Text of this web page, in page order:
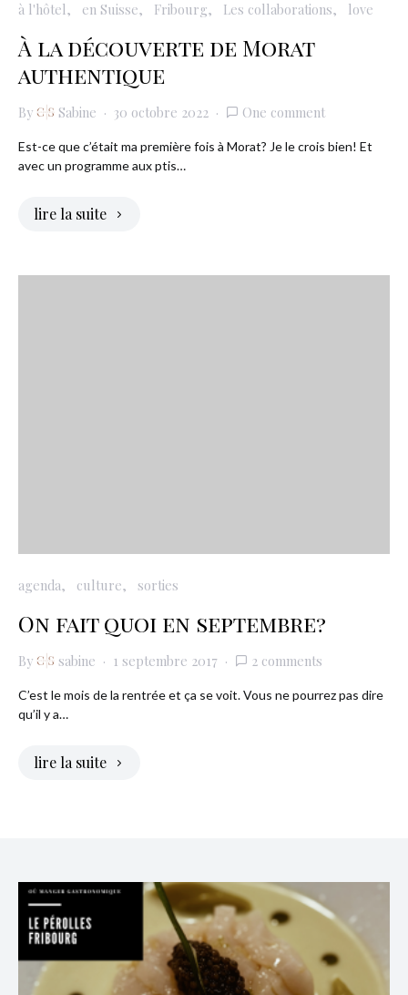
à l'hôtel en Suisse Fribourg Les collaborations love
À la découverte de Morat
authentique
By Sabine 30 octobre 2022 One comment
Est-ce que c’était ma première fois à Morat? Je le crois bien! Et
avec un programme aux ptis…
lire la suite
agenda culture sorties
On fait quoi en septembre?
By sabine 1 septembre 2017 2 comments
C’est le mois de la rentrée et ça se voit. Vous ne pourrez pas dire
qu’il y a…
lire la suite